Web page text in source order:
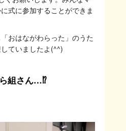
式に参加することができま
おはながわらった」のうた
ていましたよ(^^)
組さん…⁉